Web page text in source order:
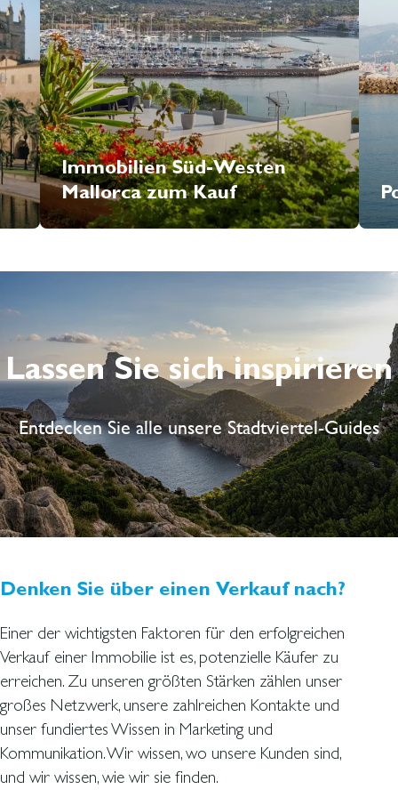
Immobilien Süd-Westen
Mallorca zum Kauf
Lassen Sie sich inspirieren
Entdecken Sie alle unsere Stadtviertel-Guides
Denken Sie über einen Verkauf nach?
Einer der wichtigsten Faktoren für den erfolgreichen
Verkauf einer Immobilie ist es, potenzielle Käufer zu
erreichen. Zu unseren größten Stärken zählen unser
großes Netzwerk, unsere zahlreichen Kontakte und
unser fundiertes Wissen in Marketing und
Kommunikation. Wir wissen, wo unsere Kunden sind,
und wir wissen, wie wir sie finden.